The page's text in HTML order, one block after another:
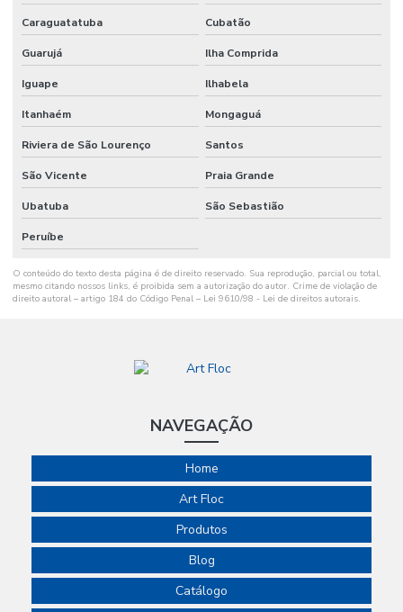
Caraguatatuba Cubatão
Guarujá Ilha Comprida
Iguape Ilhabela
Itanhaém Mongaguá
Riviera de São Lourenço Santos
São Vicente Praia Grande
Ubatuba São Sebastião
Peruíbe
O conteúdo do texto desta página é de direito reservado. Sua reprodução, parcial ou total,
mesmo citando nossos links, é proibida sem a autorização do autor. Crime de violação de
direito autoral – artigo 184 do Código Penal – Lei 9610/98 - Lei de direitos autorais.
NAVEGAÇÃO
Home
Art Floc
Produtos
Blog
Catálogo